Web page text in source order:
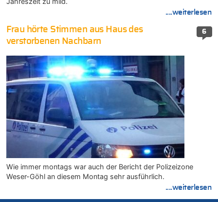
....weiterlesen
6
Frau hörte Stimmen aus Haus des
verstorbenen Nachbarn
Wie immer montags war auch der Bericht der Polizeizone
Weser-Göhl an diesem Montag sehr ausführlich.
....weiterlesen